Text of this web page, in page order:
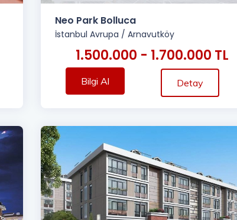
Neo Park Bolluca
İstanbul Avrupa / Arnavutköy
1.500.000 - 1.700.000 TL
Bilgi Al Detay